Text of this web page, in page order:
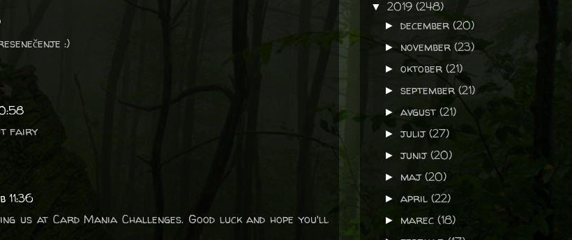
:)
fairy
11:36
us at Card Mania Challenges. Good luck and hope you'll
▼ 2019 (248)
►december(20)
► november(23)
►oktober(21)
►september(21)
►avgust(21)
►julij(27)
►junij(20)
► maj(20)
►april(22)
► marec(18)